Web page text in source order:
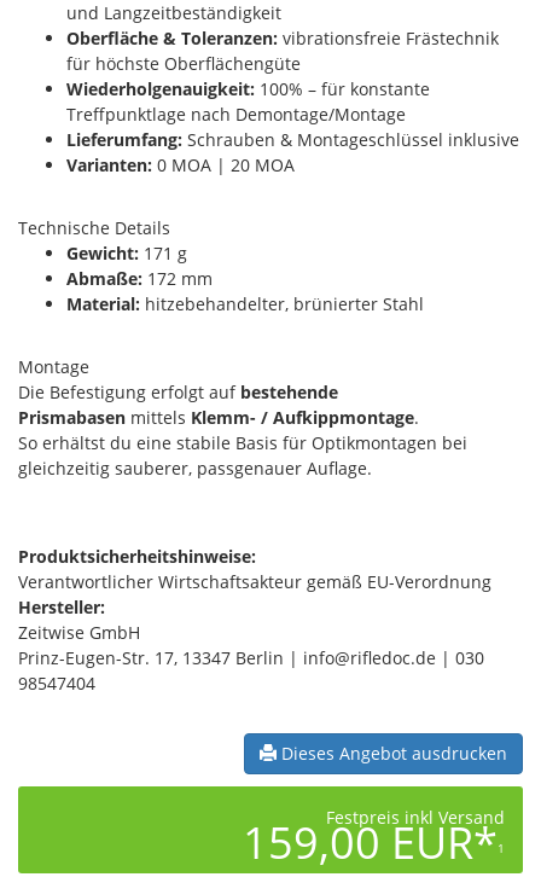
und Langzeitbeständigkeit
Oberfläche & Toleranzen: vibrationsfreie Frästechnik
für höchste Oberflächengüte
Wiederholgenauigkeit: 100% – für konstante
Treffpunktlage nach Demontage/Montage
Lieferumfang: Schrauben & Montageschlüssel inklusive
Varianten: 0 MOA | 20 MOA
Technische Details
Gewicht: 171 g
Abmaße: 172 mm
Material: hitzebehandelter, brünierter Stahl
Montage
Die Befestigung erfolgt auf bestehende
Prismabasen mittels Klemm- / Aufkippmontage.
So erhältst du eine stabile Basis für Optikmontagen bei
gleichzeitig sauberer, passgenauer Auflage.
Produktsicherheitshinweise:
Verantwortlicher Wirtschaftsakteur gemäß EU-Verordnung
Hersteller:
Zeitwise GmbH
Prinz-Eugen-Str. 17, 13347 Berlin | info@rifledoc.de | 030
98547404
Dieses Angebot ausdrucken
Festpreis inkl Versand
159,00 EUR*1